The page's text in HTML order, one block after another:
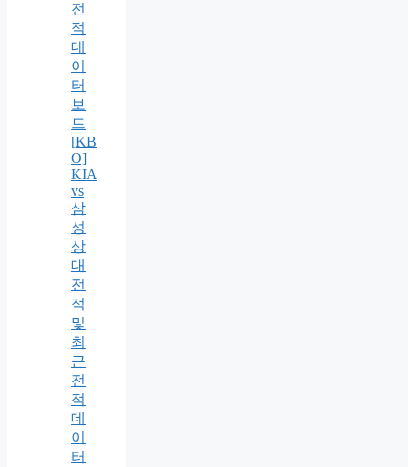
전
적
데
이
터
보
드
[KB
O]
KIA
vs
삼
성
상
대
전
적
및
최
근
전
적
데
이
터